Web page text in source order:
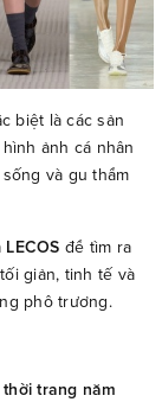
biệt là các sản
ảnh cá nhân
và gu thẩm
LECOS để tìm ra
giản, tinh tế và
phô trương.
trang năm